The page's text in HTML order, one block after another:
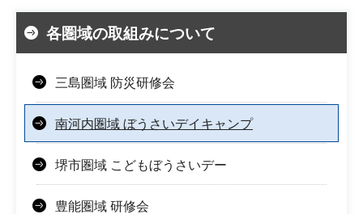
各圏域の取組みについて
三島圏域 防災研修会
南河内圏域 ぼうさいデイキャンプ
堺市圏域 こどもぼうさいデー
豊能圏域 研修会